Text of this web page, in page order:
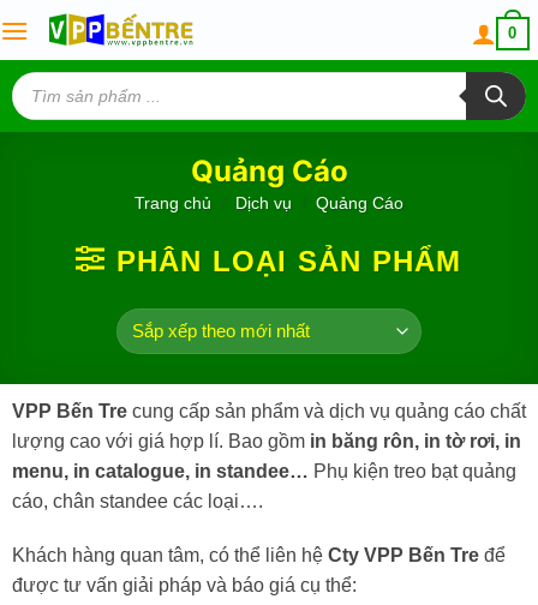
to
content
0
Tìm
kiếm
sản
phẩm
Quảng Cáo
Trang chủ Dịch vụ Quảng Cáo
PHÂN LOẠI SẢN PHẨM
VPP Bến Tre cung cấp sản phẩm và dịch vụ quảng cáo chất
lượng cao với giá hợp lí. Bao gồm in băng rôn, in tờ rơi, in
menu, in catalogue, in standee… Phụ kiện treo bạt quảng
cáo, chân standee các loại….
Khách hàng quan tâm, có thể liên hệ Cty VPP Bến Tre để
được tư vấn giải pháp và báo giá cụ thể: